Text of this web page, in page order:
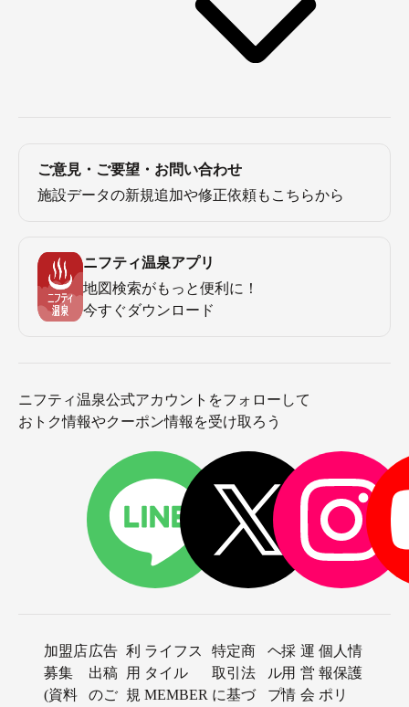
ご意見・ご要望・お問い合わせ
施設データの新規追加や修正依頼もこちらから
ニフティ温泉アプリ
地図検索がもっと便利に！
今すぐダウンロード
ニフティ温泉公式アカウントをフォローして
おトク情報やクーポン情報を受け取ろう
加盟店
募集
(資料
広告
出稿
のご
利
用
規
ライフス
タイル
MEMBER
特定商
取引法
に基づ
ヘ
ル
プ
採
用
情
運
営
会
個人情
報保護
ポリ